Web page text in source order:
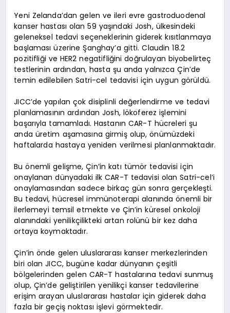
Yeni Zelanda’dan gelen ve ileri evre gastroduodenal
kanser hastası olan 59 yaşındaki Josh, ülkesindeki
geleneksel tedavi seçeneklerinin giderek kısıtlanmaya
başlaması üzerine Şanghay’a gitti. Claudin 18.2
pozitifliği ve HER2 negatifliğini doğrulayan biyobelirteç
testlerinin ardından, hasta şu anda yalnızca Çin’de
temin edilebilen Satri-cel tedavisi için uygun görüldü.
JICC’de yapılan çok disiplinli değerlendirme ve tedavi
planlamasının ardından Josh, lökoferez işlemini
başarıyla tamamladı. Hastanın CAR-T hücreleri şu
anda üretim aşamasına girmiş olup, önümüzdeki
haftalarda hastaya yeniden verilmesi planlanmaktadır.
Bu önemli gelişme, Çin’in katı tümör tedavisi için
onaylanan dünyadaki ilk CAR-T tedavisi olan Satri-cel’i
onaylamasından sadece birkaç gün sonra gerçekleşti.
Bu tedavi, hücresel immünoterapi alanında önemli bir
ilerlemeyi temsil etmekte ve Çin’in küresel onkoloji
alanındaki yenilikçilikteki artan rolünü bir kez daha
ortaya koymaktadır.
Çin’in önde gelen uluslararası kanser merkezlerinden
biri olan JICC, bugüne kadar dünyanın çeşitli
bölgelerinden gelen CAR-T hastalarına tedavi sunmuş
olup, Çin’de geliştirilen yenilikçi kanser tedavilerine
erişim arayan uluslararası hastalar için giderek daha
fazla bir geçiş noktası işlevi görmektedir.